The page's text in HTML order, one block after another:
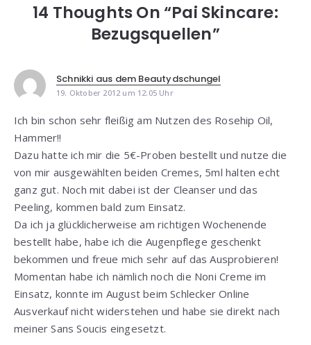
14 Thoughts On “Pai Skincare:
Bezugsquellen”
Schnikki aus dem Beautydschungel
19. Oktober 2012 um 12:05 Uhr
Ich bin schon sehr fleißig am Nutzen des Rosehip Oil,
Hammer!!
Dazu hatte ich mir die 5€-Proben bestellt und nutze die
von mir ausgewählten beiden Cremes, 5ml halten echt
ganz gut. Noch mit dabei ist der Cleanser und das
Peeling, kommen bald zum Einsatz.
Da ich ja glücklicherweise am richtigen Wochenende
bestellt habe, habe ich die Augenpflege geschenkt
bekommen und freue mich sehr auf das Ausprobieren!
Momentan habe ich nämlich noch die Noni Creme im
Einsatz, konnte im August beim Schlecker Online
Ausverkauf nicht widerstehen und habe sie direkt nach
meiner Sans Soucis eingesetzt.